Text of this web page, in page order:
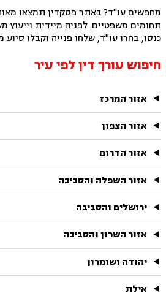
מחפשים עו"ד? באתר פסקדין תמצאו מאות
תחומים משפטיים. לפניה מיידית וייעוץ
כנסו, בחרו עו"ד, שלחו פנייה וקבלו סיוע
חיפוש עורך דין לפי עיר
אזור המרכז
אזור הצפון
אזור הדרום
אזור השפלה והסביבה
ירושלים והסביבה
אזור השרון והסביבה
יהודה ושומרון
אילת